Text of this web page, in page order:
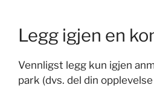
Legg igjen en
Vennligst legg kun igjen
park (dvs. del din